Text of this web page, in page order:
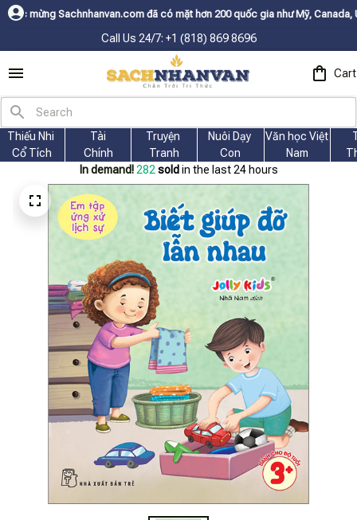
đã có mặt hơn 200 quốc gia như Mỹ, Canada, Úc, Nhật, Hàn, và
Call Us 24/7: +1 (818) 869 8696
Cart
Thiếu Nhi
Cổ Tích
Tài
Chính
Truyện
Tranh
Nuôi Dạy
Con
Văn học Việt
Nam
In demand! 282 sold in the last 24 hours